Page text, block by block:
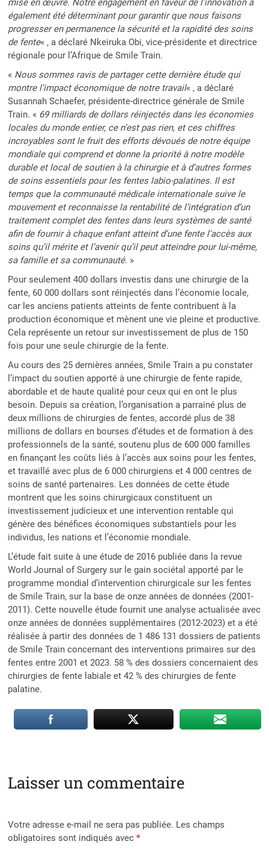
mise en œuvre. Notre engagement en faveur de l’innovation a
également été déterminant pour garantir que nous faisons
progresser en permanence la sécurité et la rapidité des soins
de fente« , a déclaré Nkeiruka Obi, vice-présidente et directrice
régionale pour l’Afrique de Smile Train.
« Nous sommes ravis de partager cette dernière étude qui
montre l’impact économique de notre travail« , a déclaré
Susannah Schaefer, présidente-directrice générale de Smile
Train. « 69 milliards de dollars réinjectés dans les économies
locales du monde entier, ce n’est pas rien, et ces chiffres
incroyables sont le fruit des efforts dévoués de notre équipe
mondiale qui comprend et donne la priorité à notre modèle
durable et local de soutien à la chirurgie et à d’autres formes
de soins essentiels pour les fentes labio-palatines. Il est
temps que la communauté médicale internationale suive le
mouvement et reconnaisse la rentabilité de l’intégration d’un
traitement complet des fentes dans leurs systèmes de santé
afin de fournir à chaque enfant atteint d’une fente l’accès aux
soins qu’il mérite et l’avenir qu’il peut atteindre pour lui-même,
sa famille et sa communauté. »
Pour seulement 400 dollars investis dans une chirurgie de la
fente, 60 000 dollars sont réinjectés dans l’économie locale,
car les anciens patients atteints de fente contribuent à la
production économique et mènent une vie pleine et productive.
Cela représente un retour sur investissement de plus de 150
fois pour une seule chirurgie de la fente.
Au cours des 25 dernières années, Smile Train a pu constater
l’impact du soutien apporté à une chirurgie de fente rapide,
abordable et de haute qualité pour ceux qui en ont le plus
besoin. Depuis sa création, l’organisation a parrainé plus de
deux millions de chirurgies de fentes, accordé plus de 38
millions de dollars en bourses d’études et de formation à des
professionnels de la santé, soutenu plus de 600 000 familles
en finançant les coûts liés à l’accès aux soins pour les fentes,
et travaillé avec plus de 6 000 chirurgiens et 4 000 centres de
soins de santé partenaires. Les données de cette étude
montrent que les soins chirurgicaux constituent un
investissement judicieux et une intervention rentable qui
génère des bénéfices économiques substantiels pour les
individus, les nations et l’économie mondiale.
L’étude fait suite à une étude de 2016 publiée dans la revue
World Journal of Surgery sur le gain sociétal apporté par le
programme mondial d’intervention chirurgicale sur les fentes
de Smile Train, sur la base de onze années de données (2001-
2011). Cette nouvelle étude fournit une analyse actualisée avec
onze années de données supplémentaires (2012-2023) et a été
réalisée à partir des données de 1 486 131 dossiers de patients
de Smile Train concernant des interventions primaires sur des
fentes entre 2001 et 2023. 58 % des dossiers concernaient des
chirurgies de fente labiale et 42 % des chirurgies de fente
palatine.
Laisser un commentaire
Votre adresse e-mail ne sera pas publiée. Les champs
obligatoires sont indiqués avec*